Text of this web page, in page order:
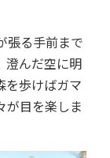
張る手前まで
澄んだ空に明
を歩けばガマ
が目を楽しま